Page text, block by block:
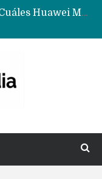
Data Centers de Huawei en Chile, México, Brasil,Perú y Argentina podrían verse afectados por arremetida de EE.UU